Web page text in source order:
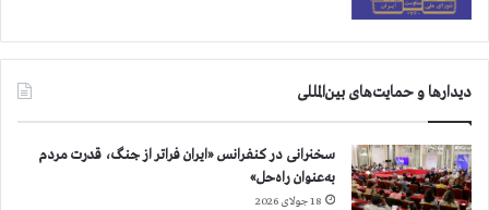
دیدارها و حمایت‌های بین‌المللی
سخنرانی در کنفرانس «ایران فراتر از جنگ، قدرت مردم
به‌عنوان راه‌حل»
18 جولای 2026